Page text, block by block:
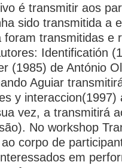
é transmitir aos
sido transmitida a
transmitidas e
Identificatión
(1985) de António
Aguiar
y interaccion(1997)
vez, a transmitirá
No workshop
corpo de
em